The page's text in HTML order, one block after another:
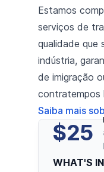
Estamos
serviços de
qualidade que
indústria,
de imigração
contratempos
Saiba mais
$25
WHAT'S